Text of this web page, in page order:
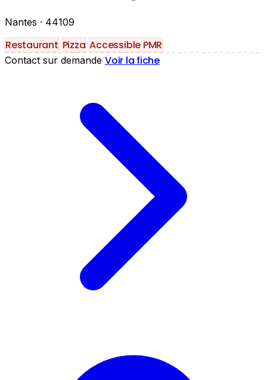
Nantes · 44109
Restaurant Pizza Accessible PMR
Contact sur demande Voir la fiche